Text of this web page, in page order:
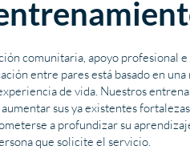
comunitaria, apoyo profesional
entre pares está basado en
de vida. Nuestros
sus ya existentes
a profundizar su
que solicite el servicio.